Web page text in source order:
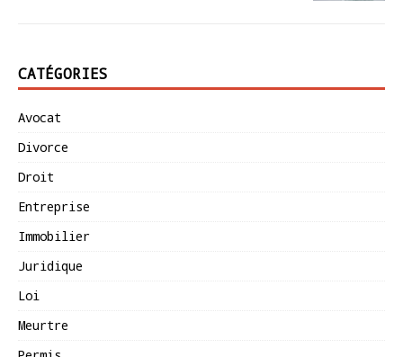
CATÉGORIES
Avocat
Divorce
Droit
Entreprise
Immobilier
Juridique
Loi
Meurtre